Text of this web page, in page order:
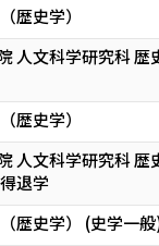
歴史学）
人文科学研究科 歴
歴史学）
人文科学研究科 歴
退学
歴史学） (史学一